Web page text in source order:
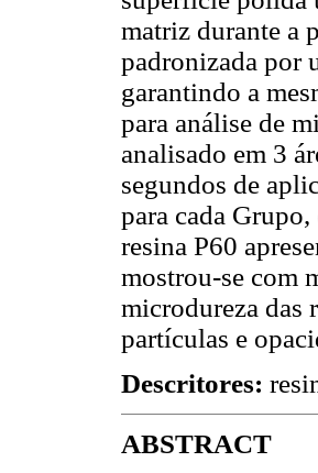
matriz durante a
padronizada por
garantindo a
para análise de
analisado em 3
segundos de
para cada
resina P60
mostrou-se com
microdureza das
partículas e
Descritores:
ABSTRACT